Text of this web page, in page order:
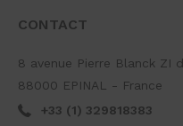
CONTACT
8 avenue Pierre Blanck ZI
88000 EPINAL - France
+33 (1) 329818383